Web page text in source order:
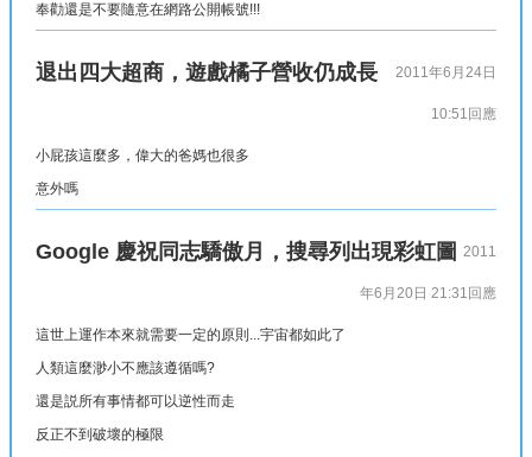
奉勸還是不要隨意在網路公開帳號!!!
退出四大超商，遊戲橘子營收仍成長 2011年6月24日
10:51 回應
小屁孩這麼多，偉大的爸媽也很多
意外嗎
Google 慶祝同志驕傲月，搜尋列出現彩虹圖 2011
年6月20日 21:31 回應
這世上運作本來就需要一定的原則...宇宙都如此了
人類這麼渺小不應該遵循嗎?
還是説所有事情都可以逆性而走
反正不到破壞的極限